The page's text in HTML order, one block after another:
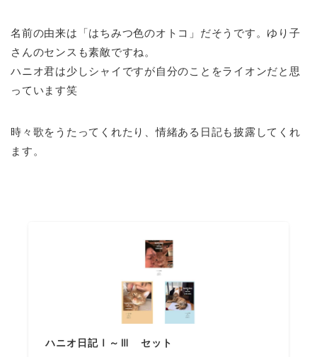
名前の由来は「はちみつ色のオトコ」だそうです。ゆり子
さんのセンスも素敵ですね。
ハニオ君は少しシャイですが自分のことをライオンだと思
っています笑
時々歌をうたってくれたり、情緒ある日記も披露してくれ
ます。
ハニオ日記Ⅰ～Ⅲ セット